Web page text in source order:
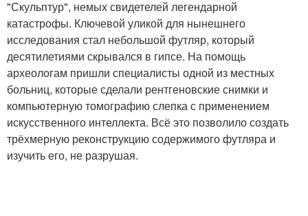
"Скульптур", немых свидетелей легендарной
катастрофы. Ключевой уликой для нынешнего
исследования стал небольшой футляр, который
десятилетиями скрывался в гипсе. На помощь
археологам пришли специалисты одной из местных
больниц, которые сделали рентгеновские снимки и
компьютерную томографию слепка с применением
искусственного интеллекта. Всё это позволило создать
трёхмерную реконструкцию содержимого футляра и
изучить его, не разрушая.